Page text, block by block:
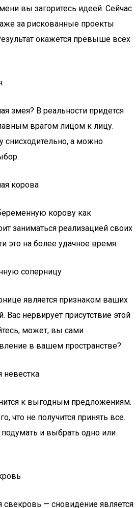
вы загоритесь идеей. Сейчас
за рискованные проекты
окажется превыше всех
змея? В реальности придется
врагом лицом к лицу.
снисходительно, а можно
корова
корову как
заниматься реализацией своих
это на более удачное время.
соперницу
является признаком ваших
нервирует присутствие этой
может, вы сами
в вашем пространстве?
невестка
к выгодным предложениям.
что не получится принять все.
и выбрать одно или
свекровь — сновидение является